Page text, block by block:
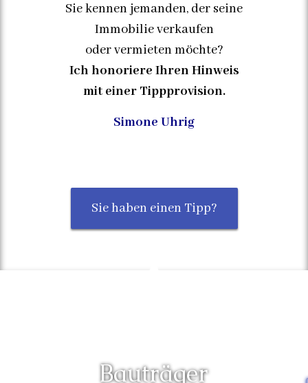
Sie kennen jemanden, der seine
Immobilie verkaufen
oder vermieten möchte?
Ich honoriere Ihren Hinweis
mit einer Tippprovision.
Simone Uhrig
Sie haben einen Tipp?
Bauträger